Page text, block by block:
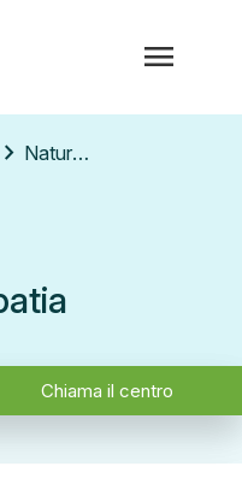
menu
chevron_right Naturopatia
Chiama il centro